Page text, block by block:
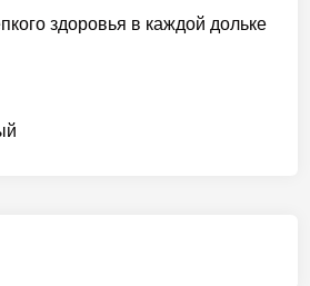
здоровья в каждой дольке